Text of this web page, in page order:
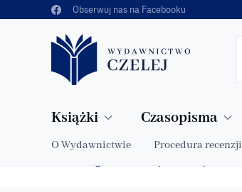
Obserwuj nas na Facebooku
Książki Czasopisma
O Wydawnictwie Procedura recenzji